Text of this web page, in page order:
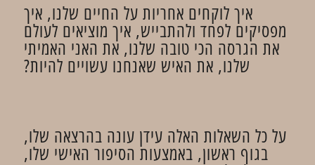
איך לוקחים אחריות על החיים שלנו, איך
מפסיקים לפחד ולהתבייש, איך מוציאים לעולם
את הגרסה הכי טובה שלנו, את האני האמיתי
שלנו, את האיש שאנחנו עשויים להיות?
על כל השאלות האלה עידן עונה בהרצאה שלו,
בגוף ראשון, באמצעות הסיפור האישי שלו,